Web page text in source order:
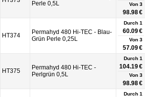
Perle 0,5L
Von 3
98.98 €
HT374
Permahyd 480 Hi-TEC - Blau-
Grün Perle 0,25L
Durch 1
60.09 €
Von 3
57.09 €
HT375
Permahyd 480 Hi-TEC -
Perlgrün 0,5L
Durch 1
104.19 €
Von 3
98.98 €
Durch 1